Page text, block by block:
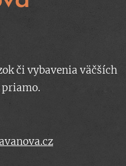
či vybavenia väčších